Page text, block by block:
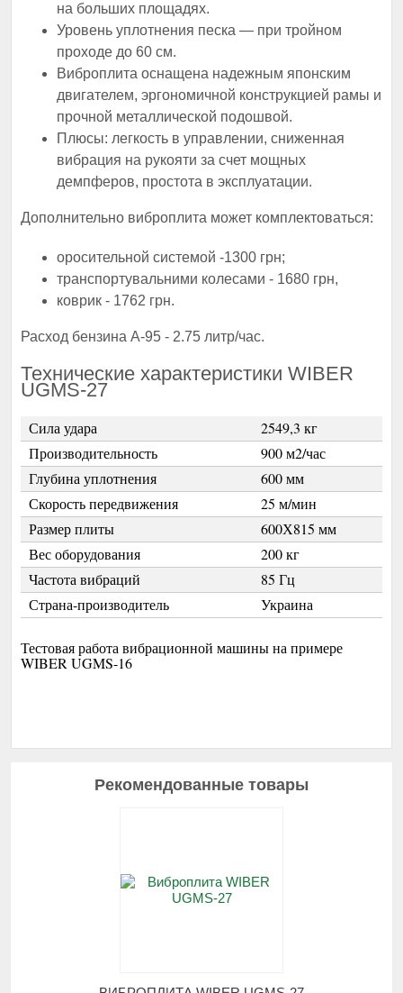
на больших площадях.
Уровень уплотнения песка — при тройном
проходе до 60 см.
Виброплита оснащена надежным японским
двигателем, эргономичной конструкцией рамы и
прочной металлической подошвой.
Плюсы: легкость в управлении, сниженная
вибрация на рукояти за счет мощных
демпферов, простота в эксплуатации.
Дополнительно виброплита может комплектоваться:
оросительной системой -1300 грн;
транспортувальними колесами - 1680 грн,
коврик - 1762 грн.
Расход бензина А-95 - 2.75 литр/час.
Технические характеристики WIBER
UGMS-27
Сила удара
2549,3 кг
Производительность
900 м2/час
Глубина уплотнения
600 мм
Скорость передвижения
25 м/мин
Размер плиты
600Х815 мм
Вес оборудования
200 кг
Частота вибраций
85 Гц
Страна-производитель
Украина
Тестовая работа вибрационной машины на примере
WIBER UGMS-16
Рекомендованные товары